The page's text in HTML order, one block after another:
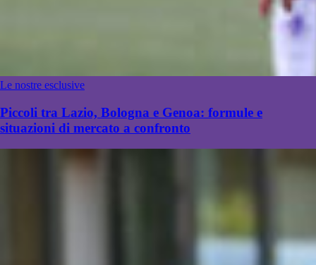
Le nostre esclusive
Piccoli tra Lazio, Bologna e Genoa: formule e
situazioni di mercato a confronto